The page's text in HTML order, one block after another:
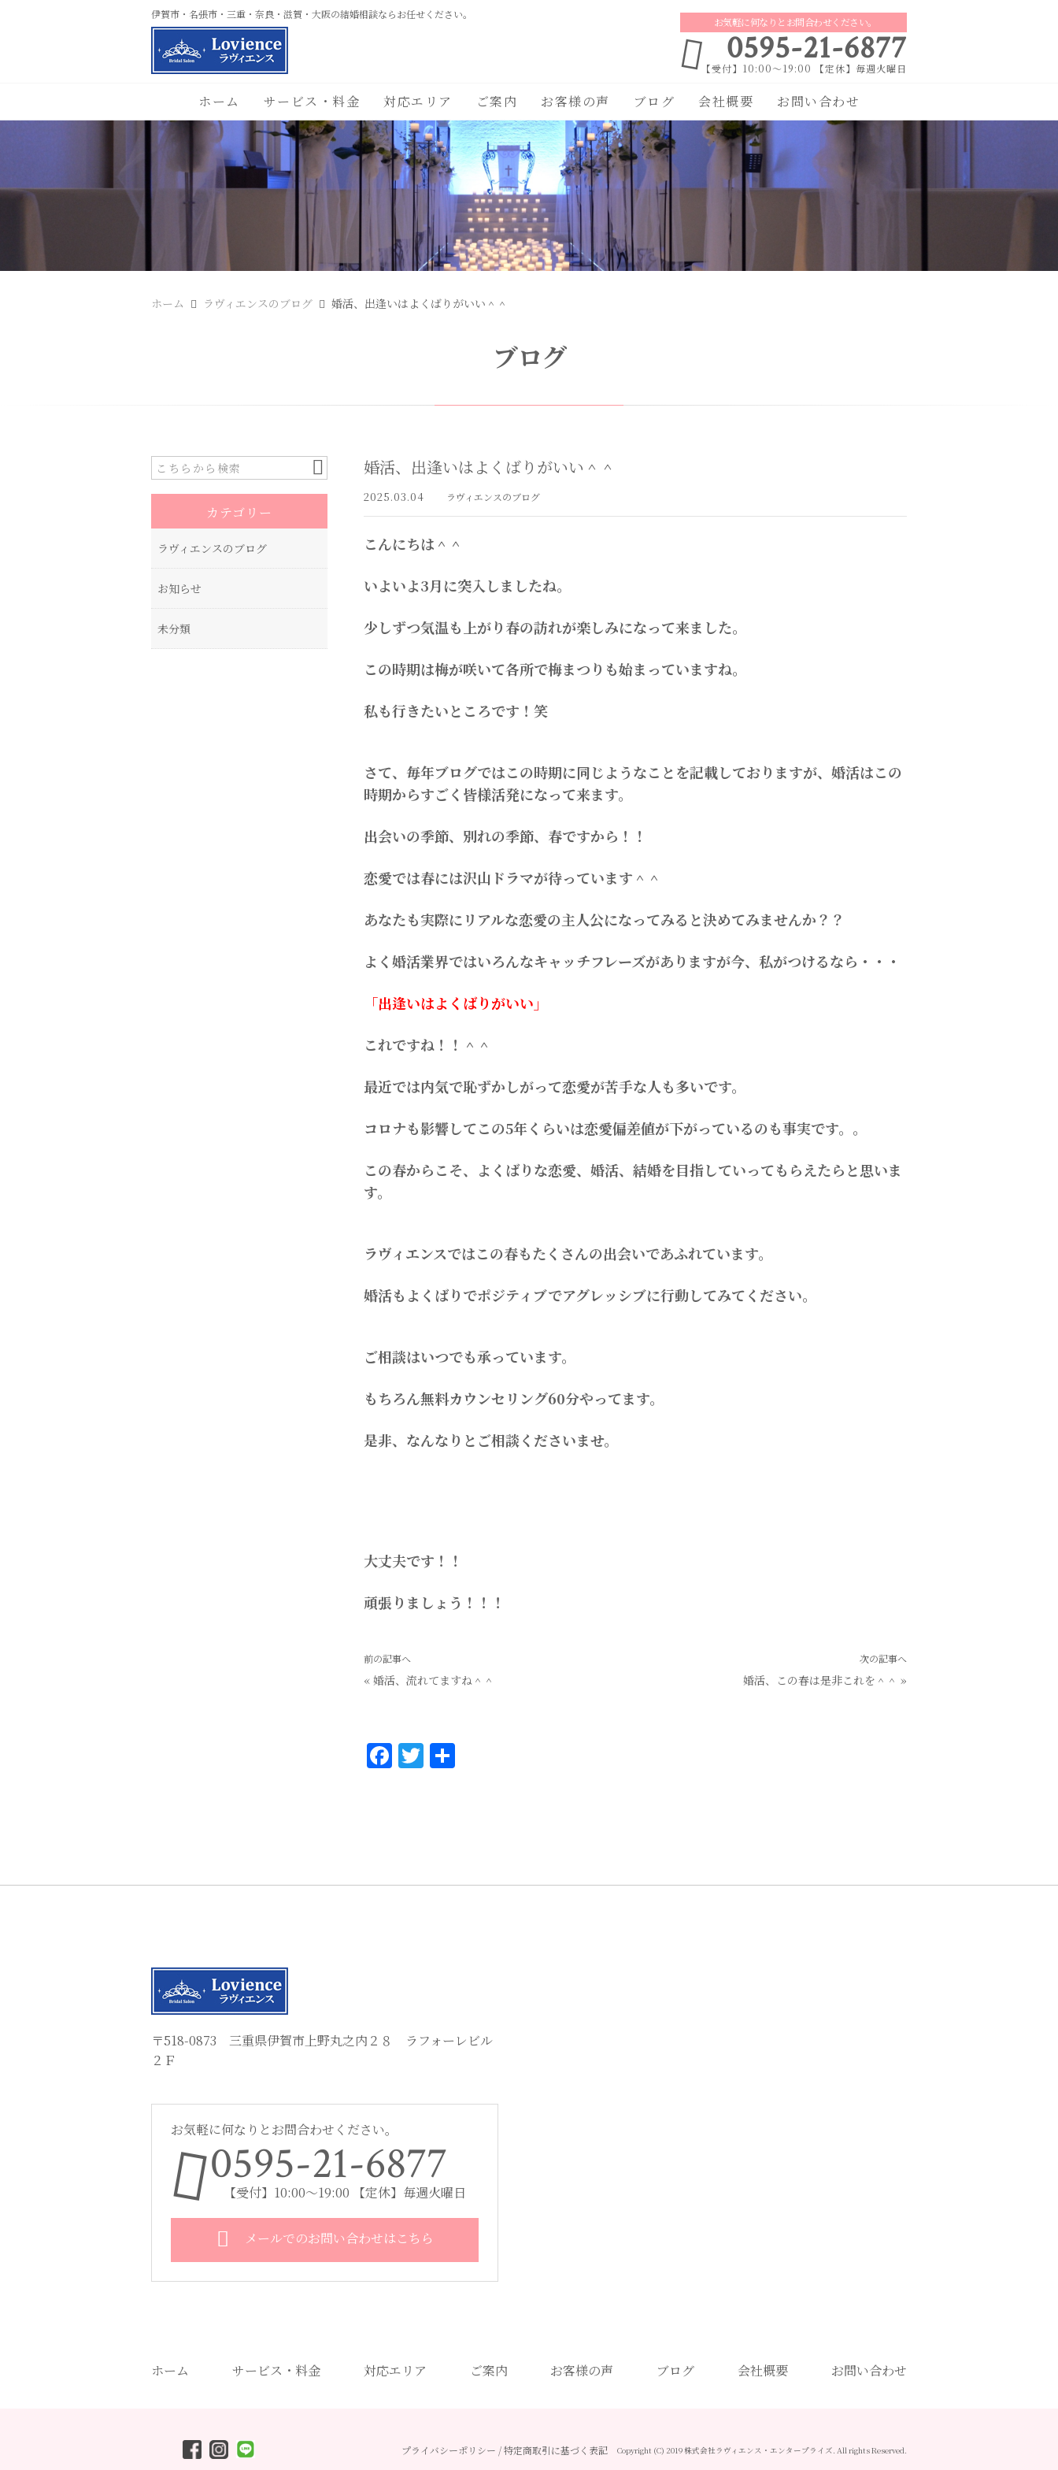
伊賀市・名張市・三重・奈良・滋賀・大阪の結婚相談ならお任せください。
お気軽に何なりとお問合わせください。
0595-21-6877
【受付】10:00～19:00 【定休】毎週火曜日
ホーム サービス・料金 対応エリア ご案内 お客様の声 ブログ 会社概要 お問い合わせ
ホーム ラヴィエンスのブログ 婚活、出逢いはよくばりがいい＾＾
ブログ
婚活、出逢いはよくばりがいい＾＾
2025.03.04 ラヴィエンスのブログ
こんにちは＾＾
いよいよ3月に突入しましたね。
少しずつ気温も上がり春の訪れが楽しみになって来ました。
この時期は梅が咲いて各所で梅まつりも始まっていますね。
私も行きたいところです！笑
さて、毎年ブログではこの時期に同じようなことを記載しておりますが、婚活はこの
時期からすごく皆様活発になって来ます。
出会いの季節、別れの季節、春ですから！！
恋愛では春には沢山ドラマが待っています＾＾
あなたも実際にリアルな恋愛の主人公になってみると決めてみませんか？？
よく婚活業界ではいろんなキャッチフレーズがありますが今、私がつけるなら・・・
「出逢いはよくばりがいい」
これですね！！＾＾
最近では内気で恥ずかしがって恋愛が苦手な人も多いです。
コロナも影響してこの5年くらいは恋愛偏差値が下がっているのも事実です。。
この春からこそ、よくばりな恋愛、婚活、結婚を目指していってもらえたらと思いま
す。
ラヴィエンスではこの春もたくさんの出会いであふれています。
婚活もよくばりでポジティブでアグレッシブに行動してみてください。
ご相談はいつでも承っています。
もちろん無料カウンセリング60分やってます。
是非、なんなりとご相談くださいませ。
大丈夫です！！
頑張りましょう！！！
前の記事へ
« 婚活、流れてますね＾＾
次の記事へ
婚活、この春は是非これを＾＾ »
F
o
T
カテゴリー
ラヴィエンスのブログ
お知らせ
未分類
〒518-0873 三重県伊賀市上野丸之内２８ ラフォーレビル
２Ｆ
お気軽に何なりとお問合わせください。
0595-21-6877
【受付】10:00～19:00 【定休】毎週火曜日
メールでのお問い合わせはこちら
ホーム サービス・料金 対応エリア ご案内 お客様の声 ブログ 会社概要 お問い合わせ
プライバシーポリシー /特定商取引に基づく表記 Copyright (C) 2019 株式会社ラヴィエンス・エンタープライズ. All rights Reserved.